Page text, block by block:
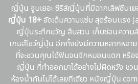
ญี่ปุ่น จูบเยอะ ซีรีส์ญี่ปุ่นที่มีฉากเลิฟซีนเ
ญี่ปุ่น 18+จัดเต็มความแซ่บ สุดร้อนเเรง
ญี่ปุ่นระทึกขวัญ สืบสวน เก็บซ่อนความ
เกมส์โชว์ญี่ปุ่น อีกทั้งยังมีความหลากหลา
ที่จะชวนคุณได้ฟินจนจิกหมอนแตก หรือ
ญี่ปุ่น ที่ทำออกมาได้อย่างไม่ผิดหวัง ชว
ห้องน้ำกันไม่ได้เลยทีเดียว หนังญี่ปุ่น